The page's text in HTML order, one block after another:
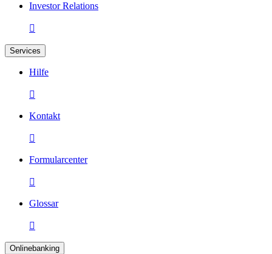
Investor Relations

Services
Hilfe

Kontakt

Formularcenter

Glossar

Onlinebanking